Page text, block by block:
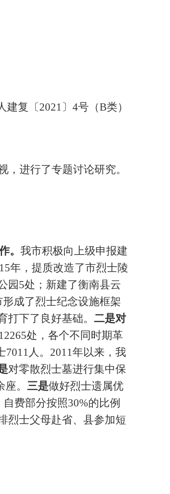
建复〔2021〕 4号（B类）
进行了专题讨论研究。
。 我市积极向上级申报建
年，提质改造了市烈士陵
园5处；新建了衡南县云
成了烈士纪念设施框架
下了良好基础。 二是对
处，各个不同时期革
人。2011年以来，我
对零散烈士墓进行集中保
。 三是做好烈士遗属优
费部分按照30%的比例
烈士父母赴省、县参加短